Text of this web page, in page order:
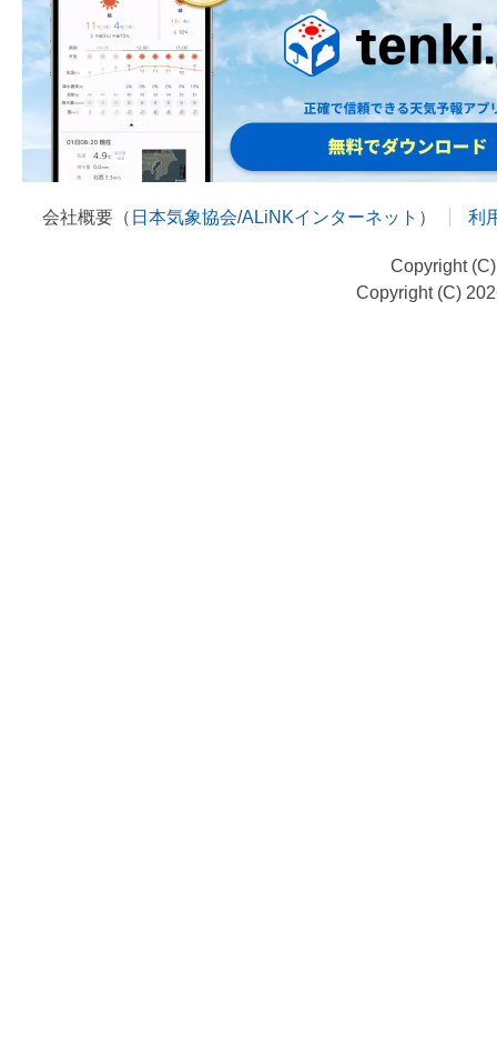
会社概要（ 日本気象協会/ALiNKインターネット ） 利
Copyright
Copyright (C)